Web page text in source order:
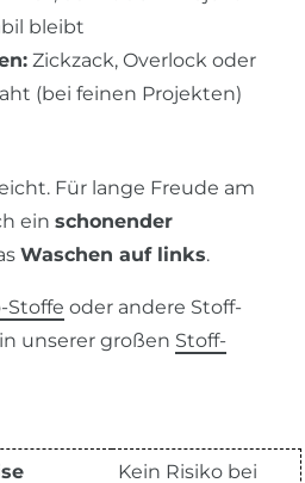
bleibt
Zickzack, Overlock oder
(bei feinen Projekten)
Für lange Freude am
ein schonender
Waschen auf links.
Stoffe oder andere Stoff-
unserer großen Stoff-
Kein Risiko bei